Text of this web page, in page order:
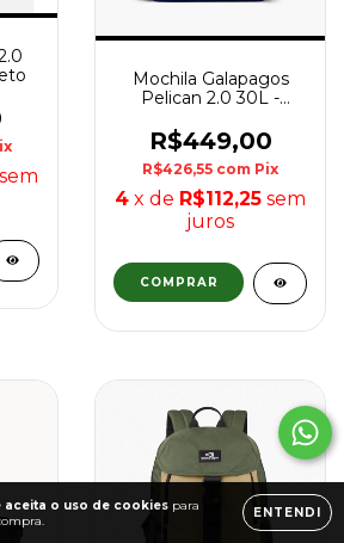
aceita o uso de cookies para
ENTENDI
sem
Mochila Galapagos
Pelican 2.0 30L -
Caqui
R$449,00
R$426,55 com Pix
4 x de R$112,25 sem
juros